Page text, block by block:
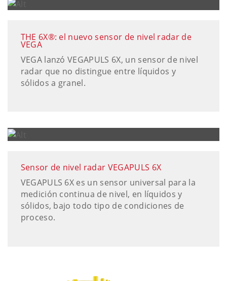
THE 6X®: el nuevo sensor de nivel radar de
VEGA
VEGA lanzó VEGAPULS 6X, un sensor de nivel
radar que no distingue entre líquidos y
sólidos a granel.
Sensor de nivel radar VEGAPULS 6X
VEGAPULS 6X es un sensor universal para la
medición continua de nivel, en líquidos y
sólidos, bajo todo tipo de condiciones de
proceso.